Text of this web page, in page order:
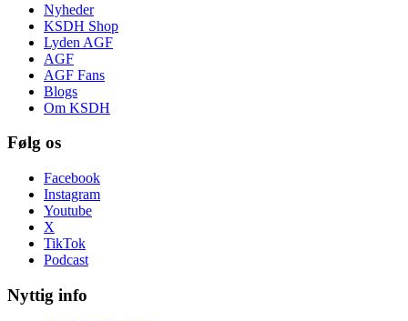
Nyheder
KSDH Shop
Lyden AGF
AGF
AGF Fans
Blogs
Om KSDH
Følg os
Facebook
Instagram
Youtube
X
TikTok
Podcast
Nyttig info